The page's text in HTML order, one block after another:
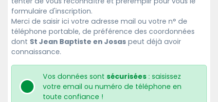
formulaire d'inscription.
Merci de saisir ici votre adresse mail ou votre n° de
téléphone portable, de préférence des coordonnées
dont St Jean Baptiste en Josas peut déjà avoir
connaissance.
Vos données sontsécurisées : saisissez
votre email ou numéro de téléphone en
toute confiance !